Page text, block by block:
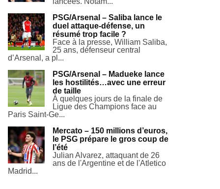
PSG/Arsenal – Saliba lance le
duel attaque-défense, un
résumé trop facile ?
Face à la presse, William Saliba,
25 ans, défenseur central
d’Arsenal, a pl...
PSG/Arsenal – Madueke lance
les hostilités…avec une erreur
de taille
À quelques jours de la finale de
Ligue des Champions face au
Paris Saint-Ge...
Mercato – 150 millions d’euros,
le PSG prépare le gros coup de
l’été
Julian Alvarez, attaquant de 26
ans de l'Argentine et de l'Atletico
Madrid...